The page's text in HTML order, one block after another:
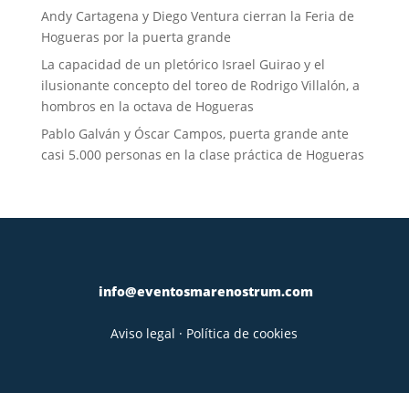
Andy Cartagena y Diego Ventura cierran la Feria de
Hogueras por la puerta grande
La capacidad de un pletórico Israel Guirao y el
ilusionante concepto del toreo de Rodrigo Villalón, a
hombros en la octava de Hogueras
Pablo Galván y Óscar Campos, puerta grande ante
casi 5.000 personas en la clase práctica de Hogueras
info@eventosmarenostrum.com
Aviso legal · Política de cookies